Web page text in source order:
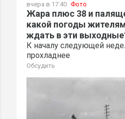
вчера в 17:40 Фото
Жара плюс 38 и
какой погоды
ждать в эти
К началу следующей
прохладнее
Обсудить